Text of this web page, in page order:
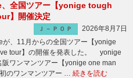
全国ツアー【yonige tough
】開催決定
Ｊ－ＰＯＰ
2026年8月7日
、11月からの全国ツアー【yonige
tour】の開催を発表した。 yonige
阪ワンマンツアー【yonige one man
のワンマンツアー … 続きを読む